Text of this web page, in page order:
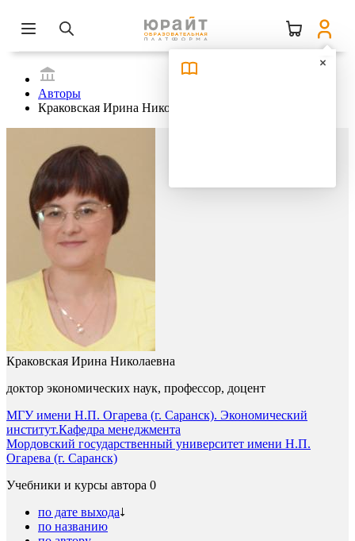
Авторы
Краковская Ирина Николаевна
Краковская Ирина Николаевна
доктор экономических наук, профессор, доцент
МГУ имени Н.П. Огарева (г. Саранск). Экономический
институт.Кафедра менеджмента
Мордовский государственный университет имени Н.П.
Огарева (г. Саранск)
Учебники и курсы автора 0
по дате выхода
по названию